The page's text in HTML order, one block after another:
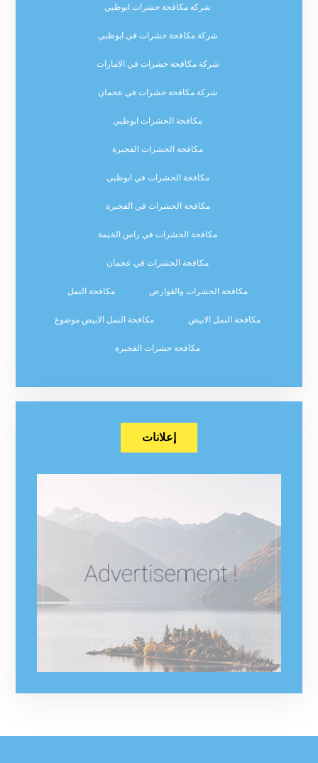
شركة مكافحة حشرات ابوظبي
شركة مكافحة حشرات في ابوظبي
شركة مكافحة حشرات في الامارات
شركة مكافحة حشرات في عجمان
مكافحة الحشرات ابوظبي
مكافحة الحشرات الفجيرة
مكافحة الحشرات في ابوظبي
مكافحة الحشرات في الفجيرة
مكافحة الحشرات في راس الخيمة
مكافحة الحشرات في عجمان
مكافحة الحشرات والقوارض مكافحة النمل
مكافحة النمل الابيض مكافحة النمل الابيض موضوع
مكافحة حشرات الفجيرة
إعلانات